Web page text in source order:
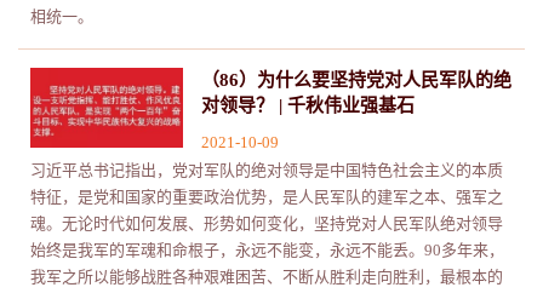
相统一。
（86）为什么要坚持党对人民军队的绝
对领导？ | 千秋伟业强基石
2021-10-09
习近平总书记指出，党对军队的绝对领导是中国特色社会主义的本质
特征，是党和国家的重要政治优势，是人民军队的建军之本、强军之
魂。无论时代如何发展、形势如何变化，坚持党对人民军队绝对领导
始终是我军的军魂和命根子，永远不能变，永远不能丢。90多年来，
我军之所以能够战胜各种艰难困苦、不断从胜利走向胜利，最根本的